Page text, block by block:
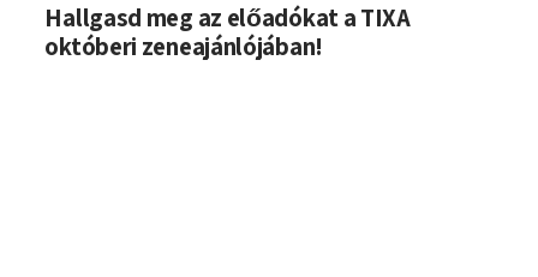
Hallgasd meg az előadókat a TIXA
októberi zeneajánlójában!